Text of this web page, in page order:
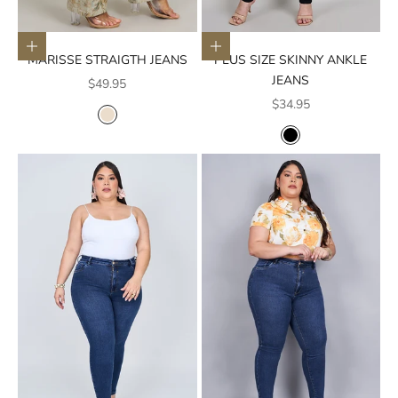
Elige opciones
MARISSE STRAIGTH JEANS
Precio de oferta
$49.95
COLOR
CREMA
Elige opciones
PLUS SIZE SKINNY ANKLE
JEANS
Precio de oferta
$34.95
COLOR
NEGRO